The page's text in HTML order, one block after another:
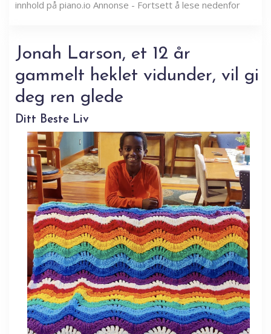
innhold på piano.io Annonse - Fortsett å lese nedenfor
Jonah Larson, et 12 år
gammelt heklet vidunder, vil gi
deg ren glede
Ditt Beste Liv